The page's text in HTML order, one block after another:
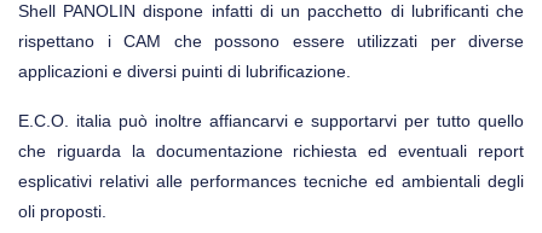
Shell PANOLIN dispone infatti di un pacchetto di lubrificanti che
rispettano i CAM che possono essere utilizzati per diverse
applicazioni e diversi puinti di lubrificazione.
E.C.O. italia può inoltre affiancarvi e supportarvi per tutto quello
che riguarda la documentazione richiesta ed eventuali report
esplicativi relativi alle performances tecniche ed ambientali degli
oli proposti.